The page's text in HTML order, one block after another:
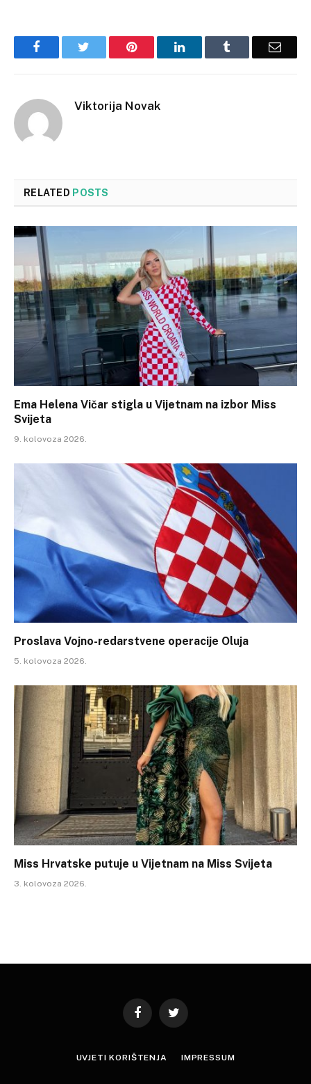
Facebook Pinterest LinkedIn Email
Viktorija Novak
RELATED POSTS
Ema Helena Vičar stigla u Vijetnam na izbor Miss
Svijeta
9. kolovoza 2026.
Proslava Vojno-redarstvene operacije Oluja
5. kolovoza 2026.
Miss Hrvatske putuje u Vijetnam na Miss Svijeta
3. kolovoza 2026.
FacebookTwitter
UVJETI KORIŠTENJA IMPRESSUM